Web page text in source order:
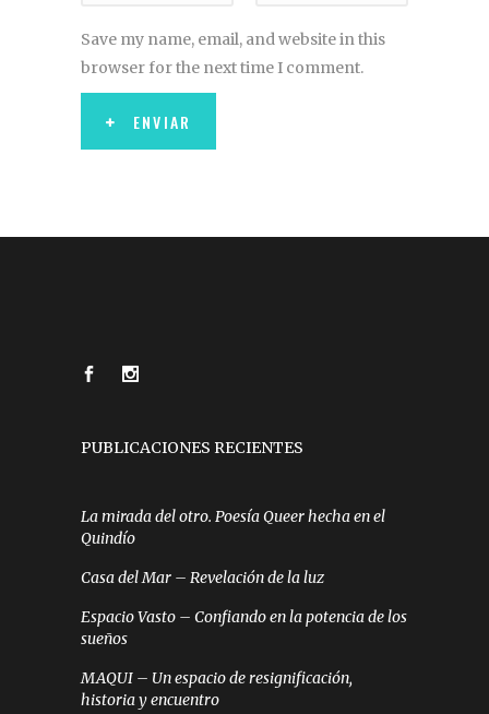
Save my name, email, and website in this
browser for the next time I comment.
ENVIAR
PUBLICACIONES RECIENTES
La mirada del otro. Poesía Queer hecha en el
Quindío
Casa del Mar – Revelación de la luz
Espacio Vasto – Confiando en la potencia de los
sueños
MAQUI – Un espacio de resignificación,
historia y encuentro